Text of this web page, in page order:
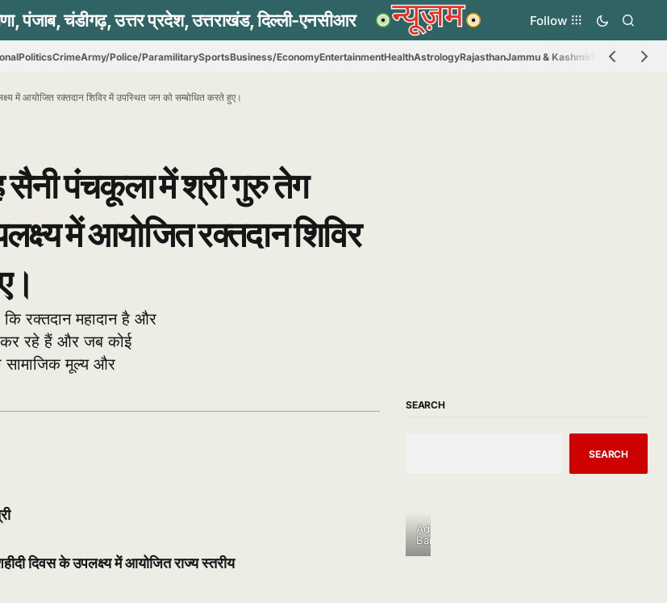
Follow
PoliticsCrimeArmy/Police/ParamilitarySportsBusiness/EconomyEntertainmentHealthAstrologyRajasthanJammu & Kashmir Madhya
में आयोजित रक्तदान शिविर में उपस्थित जन को सम्बोधित करते हुए।
सैनी पंचकूला में श्री गुरु तेग
में आयोजित रक्तदान शिविर
रक्तदान महादान है और
कर रहे हैं और जब कोई
सामाजिक मूल्य और
दिवस के उपलक्ष्य में आयोजित राज्य स्तरीय
SEARCH
SEARCH
Ad
Banner